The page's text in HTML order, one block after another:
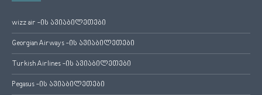
wizz air -ის ავიაბილეთები
Georgian Airways -ის ავიაბილეთები
Turkish Airlines -ის ავიაბილეთები
Pegasus -ის ავიაბილეთები